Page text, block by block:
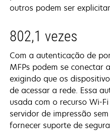
outros podem ser
802,1 vezes
Com a autenticação de
MFPs podem se conectar
exigindo que os
de acessar a rede. Essa
usada com o recurso Wi-
servidor de impressão
fornecer suporte de